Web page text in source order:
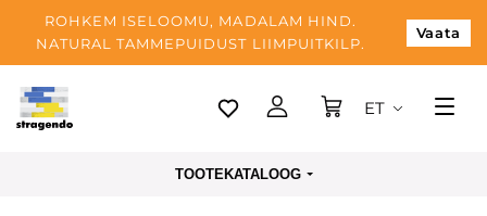
ROHKEM ISELOOMU, MADALAM HIND.
NATURAL TAMMEPUIDUST LIIMPUITKILP.
Vaata
Tallinn
ET
TOOTEKATALOOG